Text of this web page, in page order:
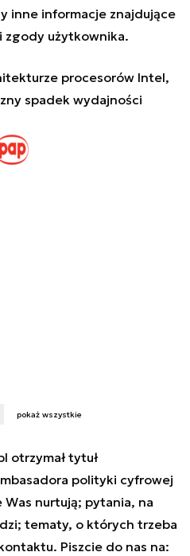
inne informacje znajdujące
zgody użytkownika.
procesorów Intel,
spadek wydajności
pokaż wszystkie
otrzymał tytuł
polityki cyfrowej
Was nurtują; pytania, na
tematy, o których trzeba
Piszcie do nas na: